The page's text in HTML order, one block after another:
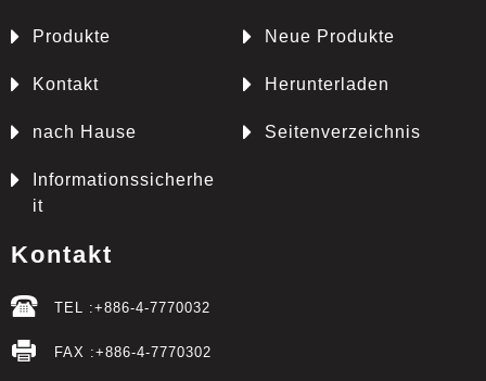
Produkte Neue Produkte
Kontakt Herunterladen
nach Hause Seitenverzeichnis
Informationssicherhe
it
Kontakt
TEL :+886-4-7770032
FAX :+886-4-7770302